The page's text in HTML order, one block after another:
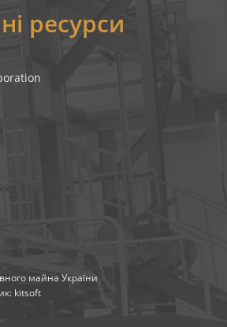
ресурси
майна України
kitsoft